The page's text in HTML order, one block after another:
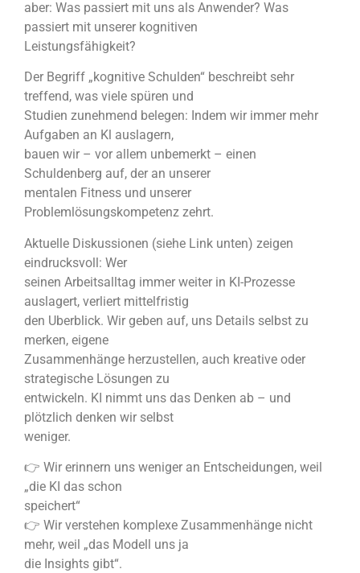
aber: Was passiert mit uns als Anwender? Was
passiert mit unserer kognitiven
Leistungsfähigkeit?
Der Begriff „kognitive Schulden“ beschreibt sehr
treffend, was viele spüren und
Studien zunehmend belegen: Indem wir immer mehr
Aufgaben an Kl auslagern,
bauen wir – vor allem unbemerkt – einen
Schuldenberg auf, der an unserer
mentalen Fitness und unserer
Problemlösungskompetenz zehrt.
Aktuelle Diskussionen (siehe Link unten) zeigen
eindrucksvoll: Wer
seinen Arbeitsalltag immer weiter in KI-Prozesse
auslagert, verliert mittelfristig
den Uberblick. Wir geben auf, uns Details selbst zu
merken, eigene
Zusammenhänge herzustellen, auch kreative oder
strategische Lösungen zu
entwickeln. KI nimmt uns das Denken ab – und
plötzlich denken wir selbst
weniger.
👉 Wir erinnern uns weniger an Entscheidungen, weil
„die KI das schon
speichert“
👉 Wir verstehen komplexe Zusammenhänge nicht
mehr, weil „das Modell uns ja
die Insights gibt“.